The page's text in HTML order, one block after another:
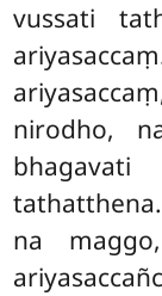
vussati
nirodho,
na